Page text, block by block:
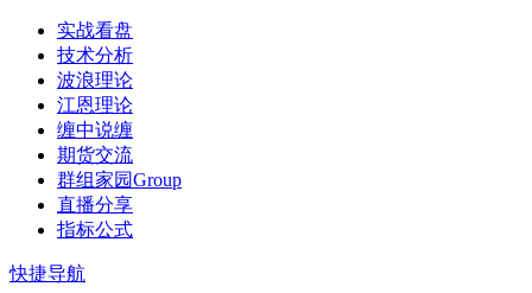
实战看盘
技术分析
波浪理论
江恩理论
缠中说缠
期货交流
群组家园Group
直播分享
指标公式
快捷导航